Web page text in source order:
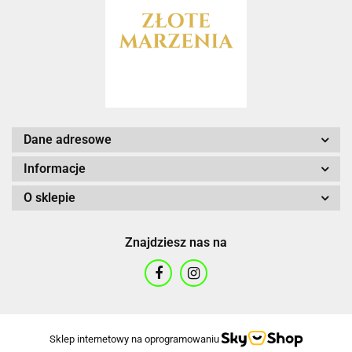
Dane adresowe
Informacje
O sklepie
Znajdziesz nas na
Sklep internetowy na oprogramowaniu